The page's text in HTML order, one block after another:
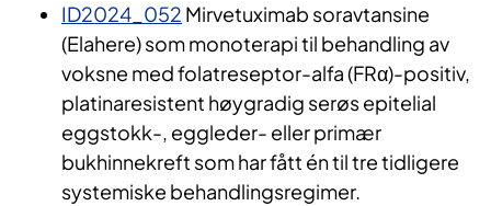
ID2024_052 Mirvetuximab soravtansine
(Elahere) som monoterapi til behandling av
voksne med folatreseptor-alfa (FRα)-positiv,
platinaresistent høygradig serøs epitelial
eggstokk-, eggleder- eller primær
bukhinnekreft som har fått én til tre tidligere
systemiske behandlingsregimer.